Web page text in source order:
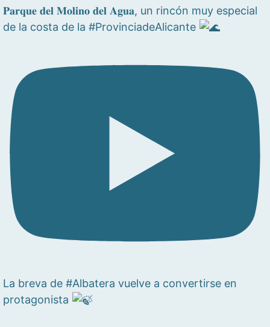
𝐏𝐚𝐫𝐪𝐮𝐞 𝐝𝐞𝐥 𝐌𝐨𝐥𝐢𝐧𝐨 𝐝𝐞𝐥 𝐀𝐠𝐮𝐚, un rincón muy especial
de la costa de la #ProvinciadeAlicante
La breva de #Albatera vuelve a convertirse en
protagonista